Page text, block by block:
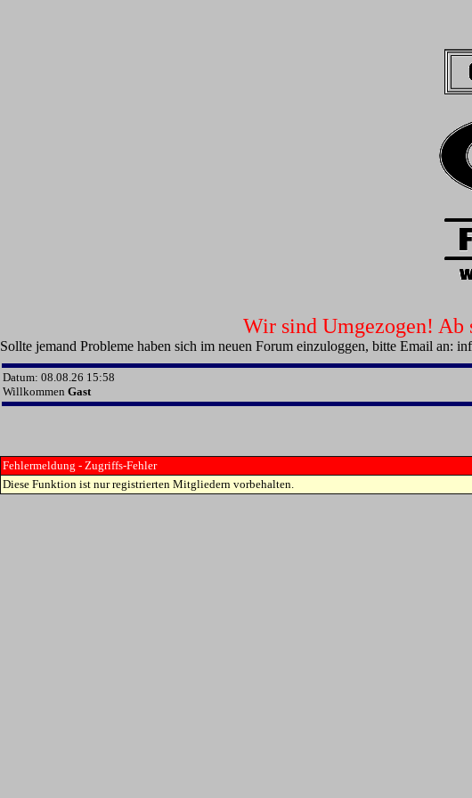
Wir sind Umgezogen!
Sollte jemand Probleme haben sich im neuen Forum einzuloggen, bitte Email an:
Datum: 08.08.26 15:58
Willkommen Gast
Fehlermeldung - Zugriffs-Fehler
Diese Funktion ist nur registrierten Mitgliedern vorbehalten.